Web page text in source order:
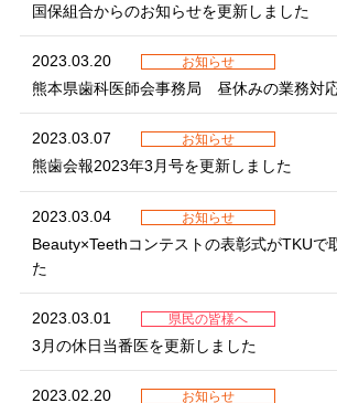
国保組合からのお知らせを更新しました
2023.03.20 お知らせ
熊本県歯科医師会事務局 昼休みの業務対
2023.03.07 お知らせ
熊歯会報2023年3月号を更新しました
2023.03.04 お知らせ
Beauty×Teethコンテストの表彰式がTKUで
た
2023.03.01 県民の皆様へ
3月の休日当番医を更新しました
2023.02.20 お知らせ